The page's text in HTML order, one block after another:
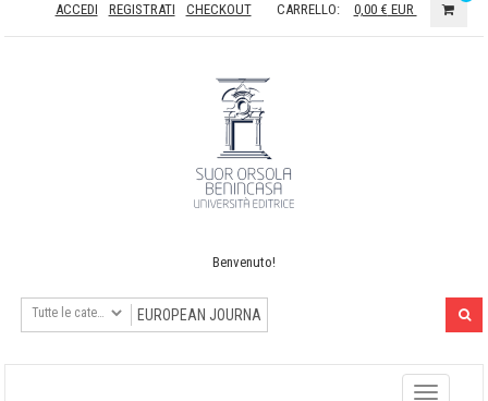
ACCEDI REGISTRATI CHECKOUT CARRELLO: 0,00 € EUR
Benvenuto!
Toggle